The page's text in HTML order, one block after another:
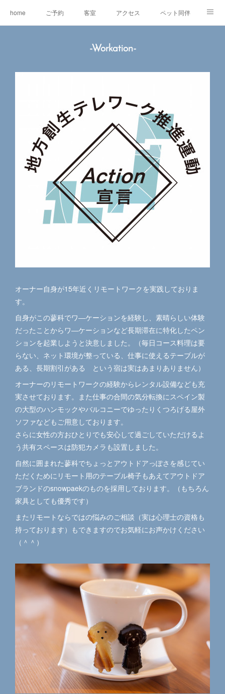
home ご予約 客室 アクセス ペット同伴
東急リゾートタウン蓼科
-Workation-
オーナー自身が15年近くリモートワークを実践しておりま
す。
自身がこの蓼科でワ―ケーションを経験し、素晴らしい体験
だったことからワ―ケーションなど長期滞在に特化したペン
ションを起業しようと決意しました。（毎日コース料理は要
らない、ネット環境が整っている、仕事に使えるテーブルが
ある、長期割引がある という宿は実はあまりありません）
オーナーのリモートワークの経験からレンタル設備なども充
実させております。また仕事の合間の気分転換にスペイン製
の大型のハンモックやバルコニーでゆったりくつろげる屋外
ソファなどもご用意しております。
さらに女性の方おひとりでも安心して過ごしていただけるよ
う共有スペースは防犯カメラも設置しました。
自然に囲まれた蓼科でちょっとアウトドアっぽさを感じてい
ただくためにリモート用のテーブル椅子もあえてアウトドア
ブランドのsnowpaekのものを採用しております。（もちろん
家具としても優秀です）
またリモートならではの悩みのご相談（実は心理士の資格も
持っております）もできますのでお気軽にお声かけください
（＾＾）